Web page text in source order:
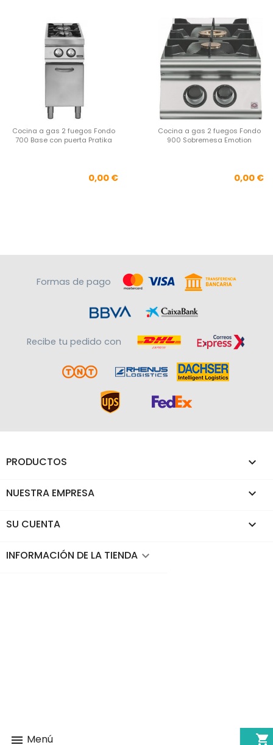
 Menú shopping_cart
Cocina a gas 2 fuegos Fondo
700 Base con puerta Pratika
Precio
0,00 €
Cocina a gas 2 fuegos Fondo
900 Sobremesa Emotion
0,00 €
Formas de pago
Recibe tu pedido con
PRODUCTOS 
NUESTRA EMPRESA 
SU CUENTA 
INFORMACIÓN DE LA TIENDA keyboard_arrow_down